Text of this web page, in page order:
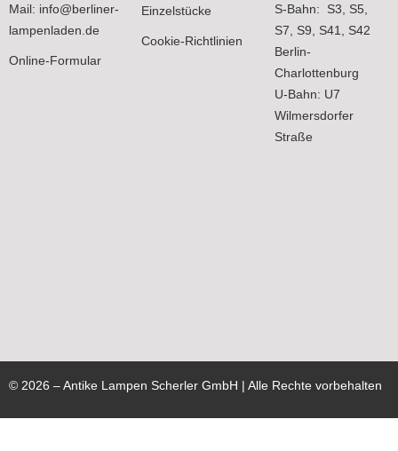
Mail: info@berliner-
lampenladen.de
Online-Formular
Einzelstücke
Cookie-Richtlinien
S-Bahn: S3, S5,
S7, S9, S41, S42
Berlin-
Charlottenburg
U-Bahn: U7
Wilmersdorfer
Straße
© 2026 – Antike Lampen Scherler GmbH | Alle Rechte vorbehalten